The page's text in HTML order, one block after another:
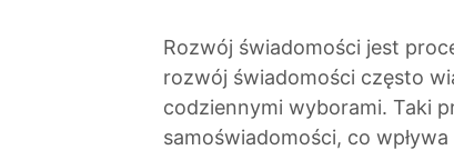
Rozwój świadomości jest
rozwój świadomości często
codziennymi wyborami. Taki
samoświadomości, co